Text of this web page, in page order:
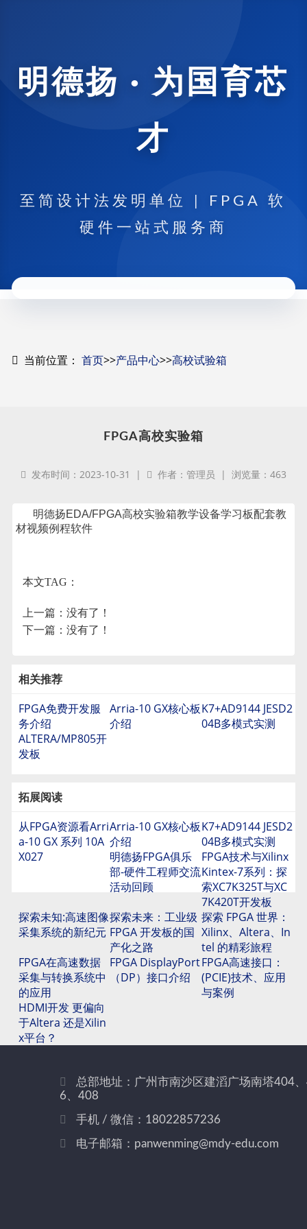
明德扬 · 为国育芯
才
至简设计法发明单位 | FPGA 软
硬件一站式服务商
当前位置：首页>>产品中心>>高校试验箱
FPGA高校实验箱
发布时间：2023-10-31 | 作者：管理员 | 浏览量：463
明德扬EDA/FPGA高校实验箱教学设备学习板配套教
材视频例程软件
本文TAG：
上一篇：没有了！
下一篇：没有了！
相关推荐
FPGA免费开发服
务介绍
Arria-10 GX核心板
介绍
K7+AD9144 JESD2
04B多模式实测
ALTERA/MP805开
发板
拓展阅读
从FPGA资源看Arri
a-10 GX 系列 10A
X027
Arria-10 GX核心板
介绍
K7+AD9144 JESD2
04B多模式实测
明德扬FPGA俱乐
部-硬件工程师交流
活动回顾
FPGA技术与Xilinx
Kintex-7系列：探
索XC7K325T与XC
7K420T开发板
探索未知:高速图像
采集系统的新纪元
探索未来：工业级
FPGA 开发板的国
产化之路
探索 FPGA 世界：
Xilinx、Altera、In
tel 的精彩旅程
FPGA在高速数据
采集与转换系统中
的应用
FPGA DisplayPort
（DP）接口介绍
FPGA高速接口：
(PCIE)技术、应用
与案例
HDMI开发 更偏向
于Altera 还是Xilin
x平台？
总部地址：广州市南沙区建滔广场南塔404
6、408
手机 / 微信：18022857236
电子邮箱：panwenming@mdy-edu.com